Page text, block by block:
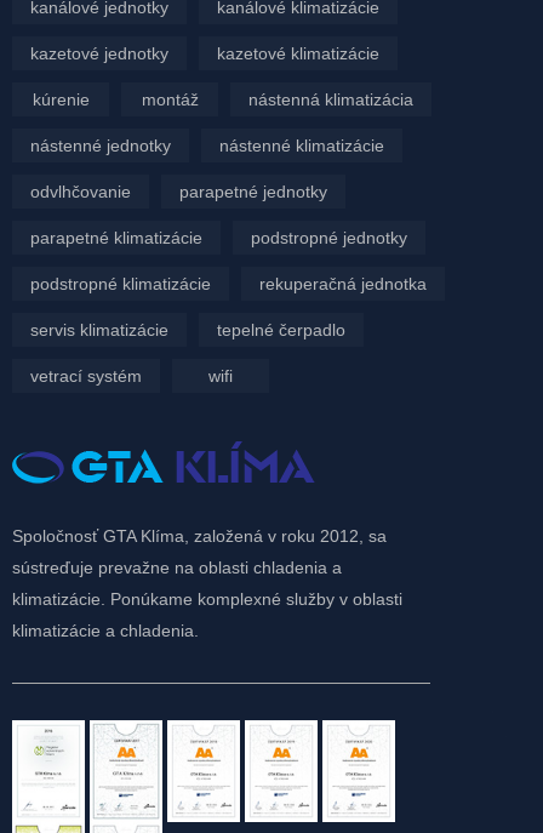
kanálové jednotky kanálové klimatizácie
kazetové jednotky kazetové klimatizácie
kúrenie montáž nástenná klimatizácia
nástenné jednotky nástenné klimatizácie
odvlhčovanie parapetné jednotky
parapetné klimatizácie podstropné jednotky
podstropné klimatizácie rekuperačná jednotka
servis klimatizácie tepelné čerpadlo
vetrací systém wifi
Spoločnosť GTA Klíma, založená v roku 2012, sa
sústreďuje prevažne na oblasti chladenia a
klimatizácie. Ponúkame komplexné služby v oblasti
klimatizácie a chladenia.